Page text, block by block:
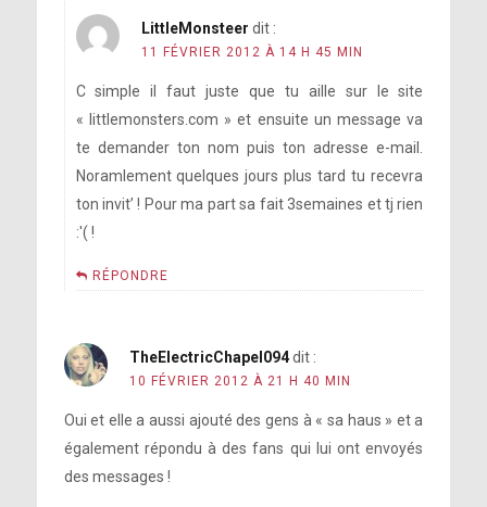
LittleMonsteer dit :
11 FÉVRIER 2012 À 14 H 45 MIN
C simple il faut juste que tu aille sur le site
« littlemonsters.com » et ensuite un message va
te demander ton nom puis ton adresse e-mail.
Noramlement quelques jours plus tard tu recevra
ton invit’ ! Pour ma part sa fait 3semaines et tj rien
:'( !
RÉPONDRE
TheElectricChapel094 dit :
10 FÉVRIER 2012 À 21 H 40 MIN
Oui et elle a aussi ajouté des gens à « sa haus » et a
également répondu à des fans qui lui ont envoyés
des messages !